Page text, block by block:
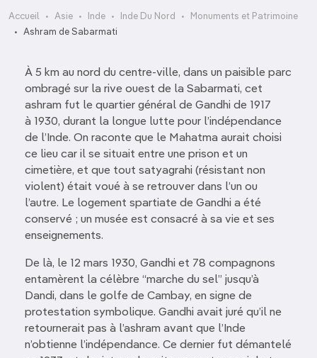
Accueil Asie Inde Inde Du Nord
Monuments et Patrimoine
Ashram de Sabarmati
À 5 km au nord du centre-ville, dans un paisible parc
ombragé sur la rive ouest de la Sabarmati, cet
ashram fut le quartier général de Gandhi de 1917
à 1930, durant la longue lutte pour l’indépendance
de l’Inde. On raconte que le Mahatma aurait choisi
ce lieu car il se situait entre une prison et un
cimetière, et que tout satyagrahi (résistant non
violent) était voué à se retrouver dans l’un ou
l’autre. Le logement spartiate de Gandhi a été
conservé ; un musée est consacré à sa vie et ses
enseignements.
De là, le 12 mars 1930, Gandhi et 78 compagnons
entamèrent la célèbre “marche du sel” jusqu’à
Dandi, dans le golfe de Cambay, en signe de
protestation symbolique. Gandhi avait juré qu’il ne
retournerait pas à l’ashram avant que l’Inde
n’obtienne l’indépendance. Ce dernier fut démantelé